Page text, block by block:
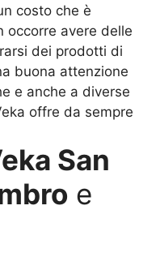
costo che è
occorre avere delle
dei prodotti di
buona attenzione
e anche a diverse
offre da sempre
San
e